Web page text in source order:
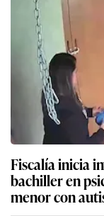
Fiscalía inicia
bachiller en
menor con